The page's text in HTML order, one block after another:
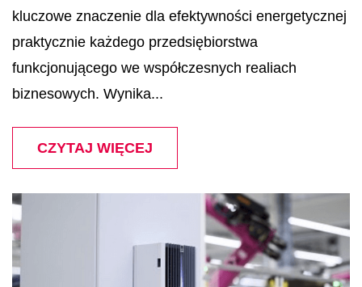
kluczowe znaczenie dla efektywności energetycznej
praktycznie każdego przedsiębiorstwa
funkcjonującego we współczesnych realiach
biznesowych. Wynika...
CZYTAJ WIĘCEJ